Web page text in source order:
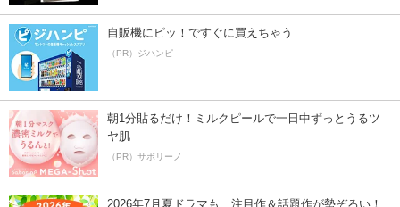
自販機にピッ！ですぐに買えちゃう
（PR）ジハンピ
朝1分貼るだけ！ミルクピールで一日中ずっとうるツ
ヤ肌
（PR）サボリーノ
2026年7月夏ドラマも、注目作＆話題作が勢ぞろい！